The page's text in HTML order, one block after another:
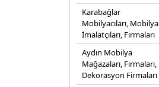
Karabağlar
Mobilyacıları, Mobilya
İmalatçıları, Firmaları
Aydın Mobilya
Mağazaları, Firmaları,
Dekorasyon Firmaları